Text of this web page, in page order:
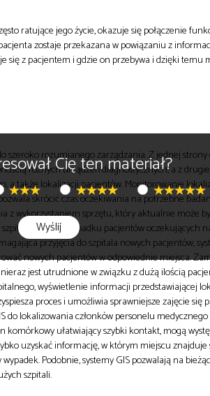
ratujące jego życie, okazuje się połączenie
zostaje przekazana w powiązaniu z
się z pacjentem i gdzie on przebywa i dzięki temu
szeroko rozumianego zarządzania. Z jednej
różnych urządzeń diagnostycznych, a z
a także lokalizacji pacjentów. Monitorowanie
skrócić czas oczekiwania na potrzebne
z wykorzystaniem sprzętu, który aktualnie może
W przypadku pacjentów oczekujących
przyjęcia do szpitala nowych pacjentów,
nowych pacjentów w odpowiednie miejsca.
jest utrudnione w związku z dużą ilością
wyświetlenie informacji przedstawiającej
proces i umożliwia sprawniejsze zajęcie się
do lokalizowania członków personelu
ułatwiający szybki kontakt, mogą
uzyskać informację, w którym miejscu znajduje
Podobnie, systemy GIS pozwalają na
szpitali.
Cię ten materiał?
Wyślij